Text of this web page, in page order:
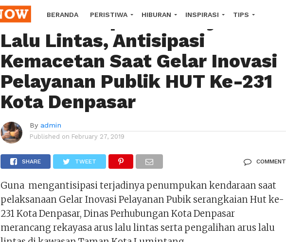
BERANDA PERISTIWA HIBURAN INSPIRASI TIPS
HOROSCOPE
Dishub Terapkan Rekayasa
Lalu Lintas, Antisipasi
Kemacetan Saat Gelar Inovasi
Pelayanan Publik HUT Ke-231
Kota Denpasar
By admin
Published on February 27, 2019
SHARE TWEET COMMENT
Guna mengantisipasi terjadinya penumpukan kendaraan saat
pelaksanaan Gelar Inovasi Pelayanan Pubik serangkaian Hut ke-
231 Kota Denpasar, Dinas Perhubungan Kota Denpasar
merancang rekayasa arus lalu lintas serta pengalihan arus lalu